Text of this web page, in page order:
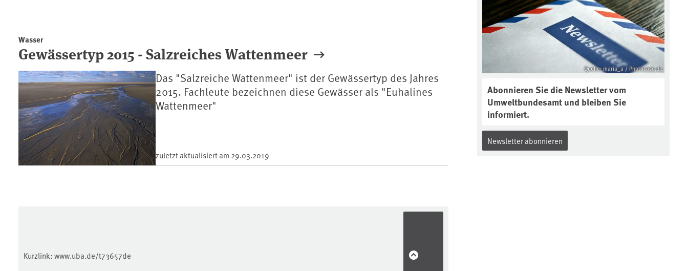
Wasser
Gewässertyp 2015 - Salzreiches Wattenmeer
Das "Salzreiche Wattenmeer" ist der Gewässertyp des Jahres
2015. Fachleute bezeichnen diese Gewässer als "Euhalines
Wattenmeer"
zuletzt aktualisiert am 29.03.2019
Kurzlink: www.uba.de/t73657de
Quelle: maria_a / Photocase.de
Abonnieren Sie die Newsletter vom
Umweltbundesamt und bleiben Sie
informiert.
Newsletter abonnieren